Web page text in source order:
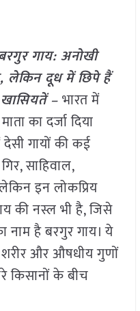
बरगुर गाय: अनोखी
लेकिन दूध में छिपे हैं
–भारत में
का दर्जा दिया
गायों की कई
साहिवाल,
इन लोकप्रिय
की नस्ल भी है, जिसे
है बरगुर गाय। ये
और औषधीय गुणों
किसानों के बीच